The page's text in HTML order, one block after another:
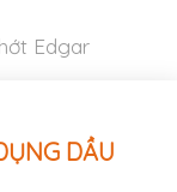
Edgar
DẦU